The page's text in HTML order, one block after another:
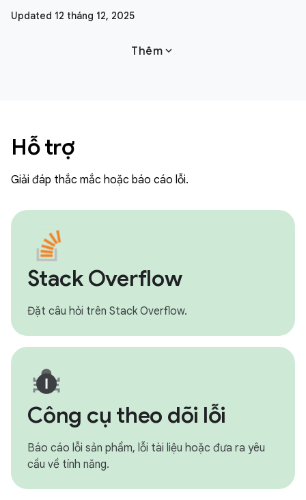
Updated 12 tháng 12, 2025
Thêm expand_more
Hỗ trợ
Giải đáp thắc mắc hoặc báo cáo lỗi.
Stack Overflow
Đặt câu hỏi trên Stack Overflow.
Công cụ theo dõi lỗi
Báo cáo lỗi sản phẩm, lỗi tài liệu hoặc đưa ra yêu
cầu về tính năng.